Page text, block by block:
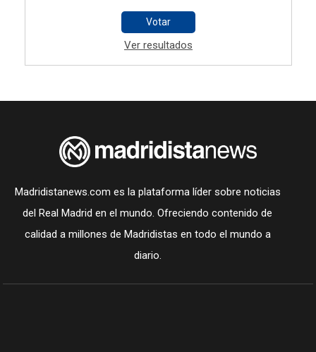
Votar
Ver resultados
Madridistanews.com es la plataforma líder sobre noticias
del Real Madrid en el mundo. Ofreciendo contenido de
calidad a millones de Madridistas en todo el mundo a
diario.